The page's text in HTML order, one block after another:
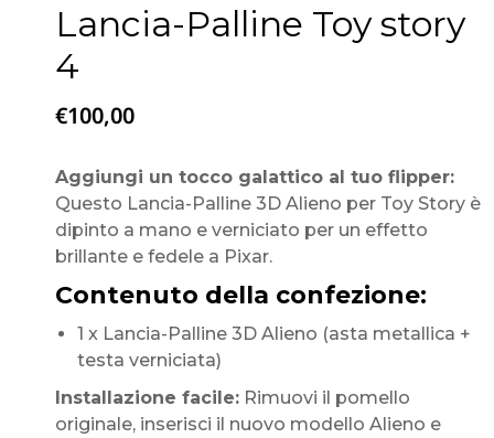
Lancia-Palline Toy story
4
€100,00
Aggiungi un tocco galattico al tuo flipper:
Questo Lancia-Palline 3D Alieno per Toy Story è
dipinto a mano e verniciato per un effetto
brillante e fedele a Pixar.
Contenuto della confezione:
1 x Lancia-Palline 3D Alieno (asta metallica +
testa verniciata)
Installazione facile: Rimuovi il pomello
originale, inserisci il nuovo modello Alieno e